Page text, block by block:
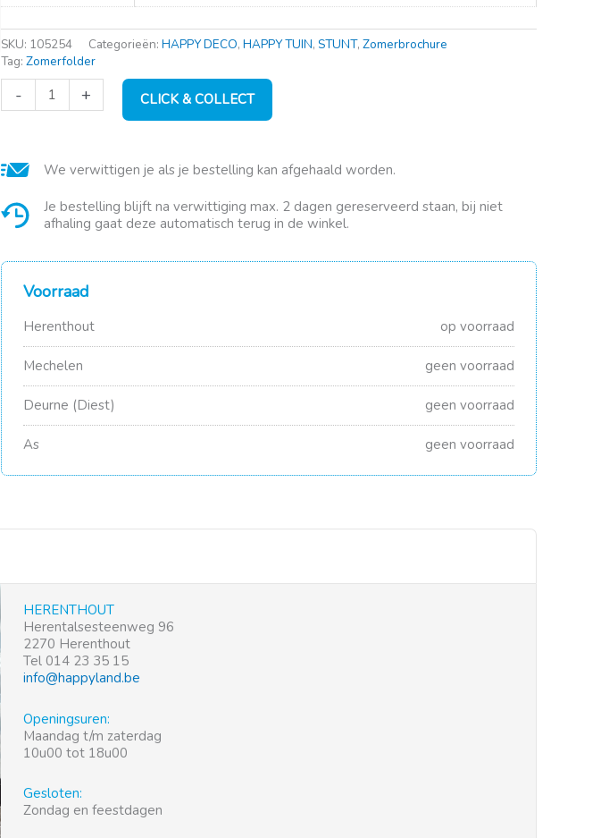
SKU: 105254 Categorieën: HAPPY DECO, HAPPY TUIN, STUNT, Zomerbrochure
Tag: Zomerfolder
-
Feestverlichting
Solar
gekleurd
+ CLICK & COLLECT
We verwittigen je als je bestelling kan afgehaald worden.
Je bestelling blijft na verwittiging max. 2 dagen gereserveerd staan, bij niet
afhaling gaat deze automatisch terug in de winkel.
Voorraad
Herenthout op voorraad
Mechelen geen voorraad
Deurne (Diest) geen voorraad
As geen voorraad
HERENTHOUT
Herentalsesteenweg 96
2270 Herenthout
Tel 014 23 35 15
info@happyland.be
Openingsuren:
Maandag t/m zaterdag
10u00 tot 18u00
Gesloten:
Zondag en feestdagen